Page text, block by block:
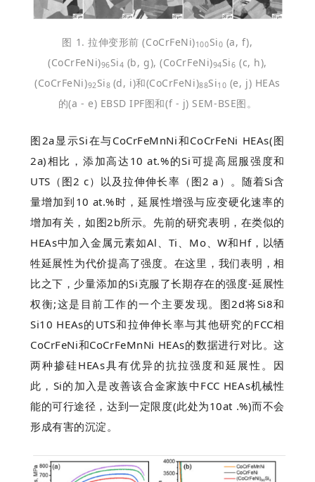
图 1. 拉伸变形前 (CoCrFeNi)100Si0 (a, f),
(CoCrFeNi)96Si4 (b, g), (CoCrFeNi)94Si6 (c, h),
(CoCrFeNi)92Si8 (d, i)和(CoCrFeNi)88Si10 (e, j) HEAs
的(a - e) EBSD IPF图和(f - j) SEM-BSE图。
图2a显示Si在与CoCrFeMnNi和CoCrFeNi HEAs(图
2a)相比，添加高达10 at.%的Si可提高屈服强度和
UTS （图2 c）以及拉伸伸长率（ 图2 a）。随着Si含
量增加到10 at.%时，延展性增强与应变硬化速率的
增加有关，如图2b所示。先前的研究表明，在类似的
HEAs中加入金属元素如Al、Ti、Mo、W和Hf，以牺
牲延展性为代价提高了强度。在这里，我们表明，相
比之下，少量添加的Si克服了长期存在的强度-延展性
权衡;这是目前工作的一个主要发现。图2d将Si8和
Si10 HEAs的UTS和拉伸伸长率与其他研究的FCC相
CoCrFeNi和CoCrFeMnNi HEAs的数据进行对比。这
两种掺硅HEAs具有优异的抗拉强度和延展性。因
此，Si的加入是改善该合金家族中FCC HEAs机械性
能的可行途径，达到一定限度(此处为10at .%)而不会
形成有害的沉淀。